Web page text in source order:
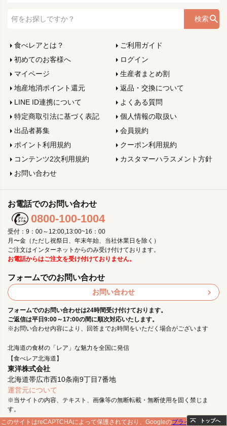
検索
食べレアとは？
ご利用ガイド
初めてのお客様へ
ログイン
マイページ
生産者まとめ割
地産地消ポイント還元
返品・交換について
LINE ID連携について
よくある質問
特定商取引法に基づく表記
個人情報の取扱い
出品者募集
会員規約
ポイント利用規約
クーポン利用規約
コンテンツ2次利用規約
カスタマーハラスメント方針
お問い合わせ
北海道の食材の「レア」な魅力を全国に発信
【食べレア北海道】
東洋株式会社
北海道帯広市西10条南9丁目7番地
運営元について
※当サイトの内容、テキスト、画像等の無断転載・無断使用を固く禁じま
す。
お電話でのお問い合わせ
0800-100-1004
受付：9：00～12:00,13:00~16：00
月〜金（ただし祝祭日、年末年始、当社休業日を除く）
ご注文はインターネットからのみ受け付けております。
お電話からはご注文を受け付けておりません。
フォームでのお問い合わせ
お問い合わせ
フォームでのお問い合わせは24時間受け付けております。
ご返信は平日9:00～17:00の間に順次対応いたします。
※お問い合わせ内容により、回答までお時間をいただく場合がございます
このサイトはreCAPTCHAによって保護されており、Googleのプライバシーポリシ
トップへ